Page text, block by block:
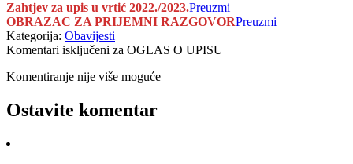
Zahtjev za upis u vrtić 2022./2023.Preuzmi
OBRAZAC ZA PRIJEMNI RAZGOVORPreuzmi
Kategorija: Obavijesti
Komentari isključeni za OGLAS O UPISU
Komentiranje nije više moguće
Ostavite komentar